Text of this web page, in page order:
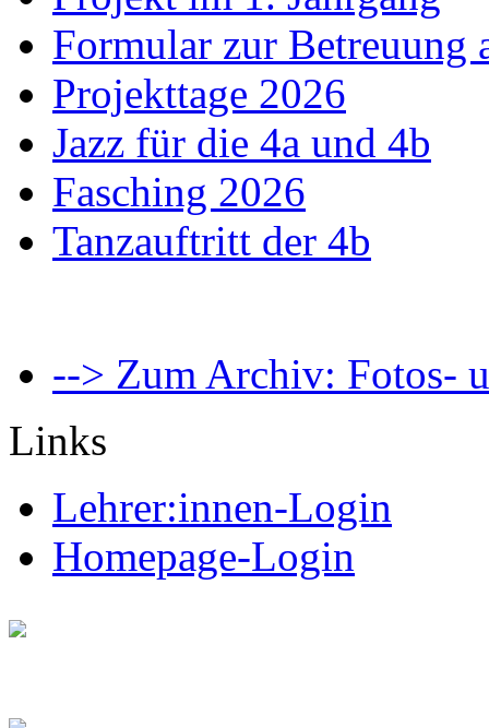
Formular zur Betreuung
Projekttage 2026
Jazz für die 4a und 4b
Fasching 2026
Tanzauftritt der 4b
--> Zum Archiv: Fotos-
Links
Lehrer:innen-Login
Homepage-Login